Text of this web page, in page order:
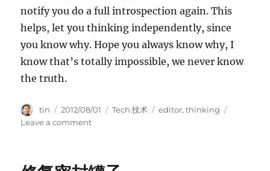
notify you do a full introspection again. This
helps, let you thinking independently, since
you know why. Hope you always know why, I
know that’s totally impossible, we never know
the truth.
Author
tin
Posted
on
2012/08/01 Categories
Tech.技术 Tags
editor,thinking
Leave a commenton